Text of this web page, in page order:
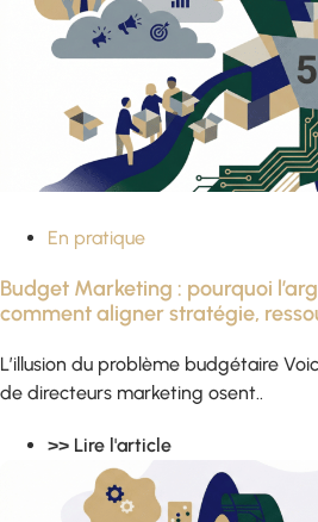
En pratique
Budget Marketing : pourquoi
comment aligner stratégie,
L’illusion du problème budgétaire
de directeurs marketing osent..
>> Lire l'article